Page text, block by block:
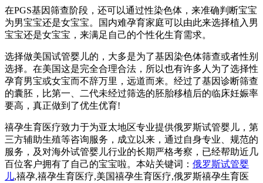
在PGS基因筛查阶段，还可以通过性染色体，来准确判断宝宝
为男宝宝还是女宝宝。国内难孕育家庭可以由此来选择植入男
宝宝还是女宝宝，来满足自己的个性化生育需求。
选择做美国试管婴儿的，大多是为了基因染色体筛查或者性别
选择。在美国这是完全合理合法，所以也有许多人为了选择性
孕育男宝或女宝而不辞万里，远道而来。经过了基因诊断筛查
的囊胚，比第一、二代未经过筛选的胚胎移植后的临床妊娠率
要高，真正做到了优生优育!
禧孕生育医疗致力于为亚太地区专业提供俄罗斯试管婴儿，第
三方辅助生殖等咨询服务，成立以来，通过自身专业、规范的
服务，及对海外试管婴儿行业的长期严格考察，已经帮助近几
百位客户拥有了自己的宝宝啦。本站关键词： 俄罗斯试管婴
儿,禧孕,禧孕生育医疗,美国禧孕生育医疗,俄罗斯禧孕生育医